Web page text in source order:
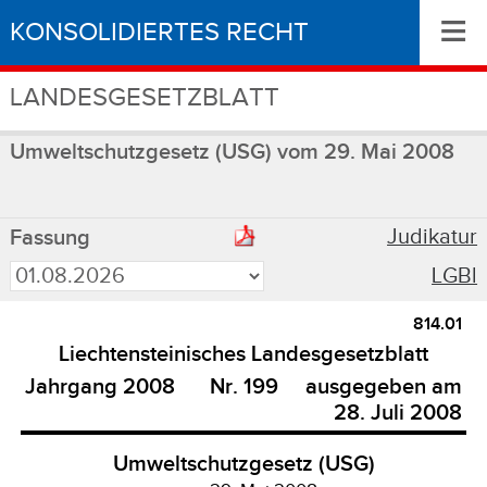
KONSOLIDIERTES RECHT
LANDESGESETZBLATT
≡
Umweltschutzgesetz (USG) vom 29. Mai 2008
Fassung
Judikatur
LGBl